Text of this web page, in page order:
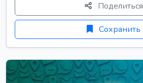
Поделиться
Сохранить